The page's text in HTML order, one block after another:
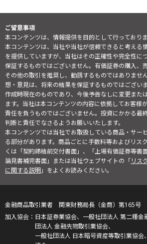
ご留意事項
本コンテンツは、情報提供を目的として行っておりま
本コンテンツは、当社や当社が信頼できると考える
を提供していますが、当社はその正確性や完全性に
保証するものではございません。有価証券の購入、
その他の取引を推奨し、勧誘するものではありませ
想・意見は、将来の結果を保証するものではござい
作成時現在のものであり、今後予告なしに変更また
ます。当社は本コンテンツの内容に依拠してお客様
責任を負うものではございません。投資にかかる最
判断と責任でなさるようお願いいたします。
本コンテンツでは当社でお取扱している商品・サー
る部分があります。商品ごとに手数料等およびリス
くは「契約締結前交付書面」、「上場有価証券等書
論見書補完書面」または当社ウェブサイトの「リス
に関する説明」をよくお読みください。
金融商品取引業者 関東財務局長（金商）第165号
日本証券業協会、一般社団法人 第二種
団法人 金融先物取引業協会、
一般社団法人 日本暗号資産等取引業協